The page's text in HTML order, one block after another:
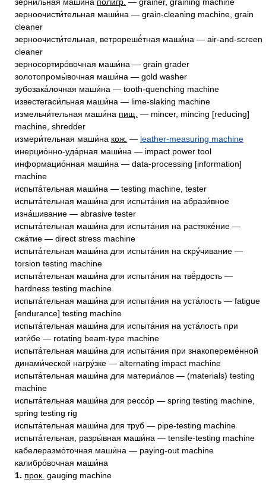
зерноочисти́тельная маши́на — grain-cleaning machine, grain
cleaner
зерноочисти́тельная, ветрорешё́тная маши́на — air-and-screen
cleaner
зерносортиро́вочная маши́на — grain grader
золотопромы́вочная маши́на — gold washer
зубозака́лочная маши́на — tooth-quenching machine
известегаси́льная маши́на — lime-slaking machine
измельчи́тельная маши́на пищ. — mincer, mincing [reducing]
machine, shredder
измери́тельная маши́на кож. — leather-measuring machine
инерцио́нно-уда́рная маши́на — impact power tool
информацио́нная маши́на — data-processing [information]
machine
испыта́тельная маши́на — testing machine, tester
испыта́тельная маши́на для испыта́ния на абрази́вное
изна́шивание — abrasive tester
испыта́тельная маши́на для испыта́ния на растяже́ние —
сжа́тие — direct stress machine
испыта́тельная маши́на для испыта́ния на скру́чивание —
torsion testing machine
испыта́тельная маши́на для испыта́ния на твё́рдость —
hardness testing machine
испыта́тельная маши́на для испыта́ния на уста́лость — fatigue
[endurance] testing machine
испыта́тельная маши́на для испыта́ния на уста́лость при
изги́бе — rotating beam-type machine
испыта́тельная маши́на для испыта́ния при знакопереме́нной
динами́ческой нагру́зке — alternating impact machine
испыта́тельная маши́на для материа́лов — (materials) testing
machine
испыта́тельная маши́на для рессо́р — spring testing machine,
spring testing rig
испыта́тельная маши́на для труб — pipe-testing machine
испыта́тельная, разры́вная маши́на — tensile-testing machine
кабелеразмо́точная маши́на — paying-out machine
калибро́вочная маши́на
1. прок. gauging machine